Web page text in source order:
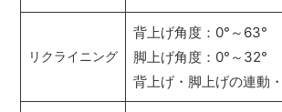
リクライニング
背上げ角度：0°～63°
脚上げ角度：0°～32°
背上げ・脚上げの連動